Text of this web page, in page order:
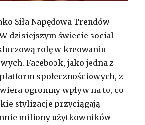
Siła Napędowa Trendów
dzisiejszym świecie social
rolę w kreowaniu
Facebook, jako jedna z
społecznościowych, z
ogromny wpływ na to, co
stylizacje przyciągają
miliony użytkowników